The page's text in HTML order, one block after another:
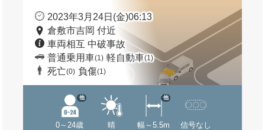
2023年3月24日(金)06:13
倉敷市吉岡 付近
車両相互 中破事故
普通乗用車(1) 軽自動車(1)
死亡(0) 負傷(1)
0～24歳
他
晴 幅～5.5m
他
信号なし